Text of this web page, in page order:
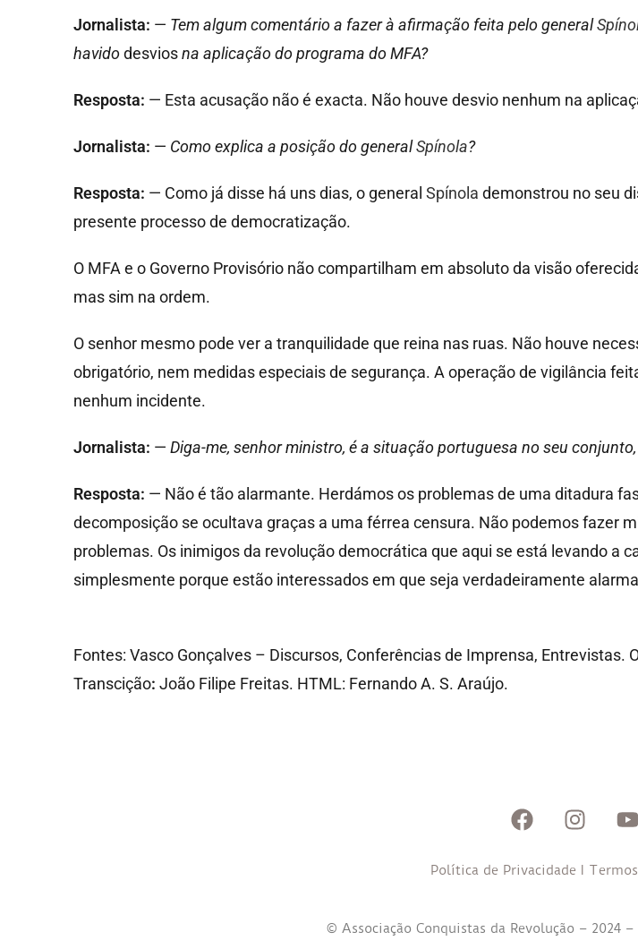
Jornalista: — Tem algum comentário a fazer à afirmação feita pelo general
havidodesviosna aplicação do programa do MFA?
Resposta: — Esta acusação não é exacta. Não houve desvio nenhum na
Jornalista: — Como explica a posição do generalSpínola?
Resposta: — Como já disse há uns dias, o general Spínola demonstrou no seu
presente processo de democratização.
O MFA e o Governo Provisório não compartilham em absoluto da visão
mas sim na ordem.
O senhor mesmo pode ver a tranquilidade que reina nas ruas. Não houve
obrigatório, nem medidas especiais de segurança. A operação de vigilância
nenhum incidente.
Jornalista: — Diga-me, senhor ministro, é a situação portuguesa no seu
Resposta: — Não é tão alarmante. Herdámos os problemas de uma ditadura
decomposição se ocultava graças a uma férrea censura. Não podemos fazer
problemas. Os inimigos da revolução democrática que aqui se está levando a
simplesmente porque estão interessados em que seja verdadeiramente
Fontes: Vasco Gonçalves – Discursos, Conferências de Imprensa,
Transcição: João Filipe Freitas. HTML: Fernando A. S. Araújo.
Política de Privacidade I
© Associação Conquistas da Revolução – 2024